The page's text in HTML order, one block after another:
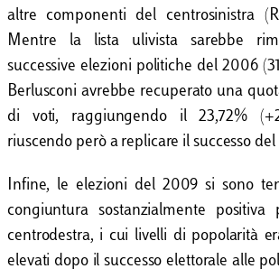
altre componenti del centrosinistra
Mentre la lista ulivista sarebbe
successive elezioni politiche del 2006
Berlusconi avrebbe recuperato una
di voti, raggiungendo il 23,72%
riuscendo però a replicare il successo del
Infine, le elezioni del 2009 si sono
congiuntura sostanzialmente positiva
centrodestra, i cui livelli di popolarità
elevati dopo il successo elettorale alle